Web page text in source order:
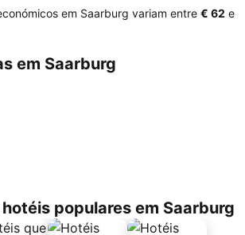
em Saarburg variam entre ‎€ 62 e
em Saarburg
populares em Saarburg